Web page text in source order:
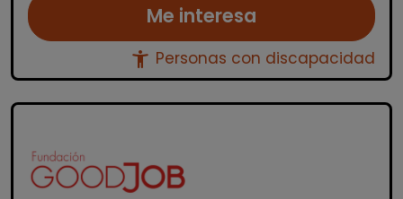
Me interesa
accessibility_new Personas con discapacidad